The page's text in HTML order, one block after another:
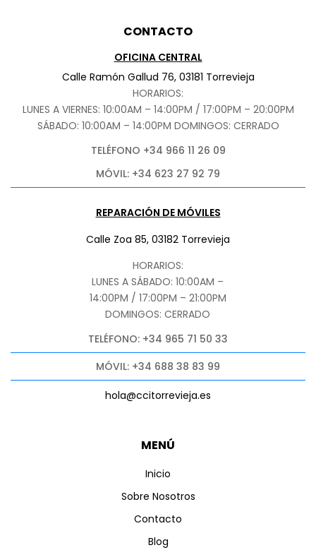
MENÚ
Inicio
Sobre Nosotros
Contacto
Blog
CONTACTO
OFICINA CENTRAL
Calle Ramón Gallud 76, 03181 Torrevieja
HORARIOS:
LUNES A VIERNES: 10:00AM – 14:00PM / 17:00PM – 20:00PM
SÁBADO: 10:00AM – 14:00PM DOMINGOS: CERRADO
TELÉFONO +34 966 11 26 09
MÓVIL: +34 623 27 92 79
REPARACIÓN DE MÓVILES
Calle Zoa 85, 03182 Torrevieja
HORARIOS:
LUNES A SÁBADO: 10:00AM –
14:00PM / 17:00PM – 21:00PM
DOMINGOS: CERRADO
TELÉFONO: +34 965 71 50 33
MÓVIL: +34 688 38 83 99
hola@ccitorrevieja.es